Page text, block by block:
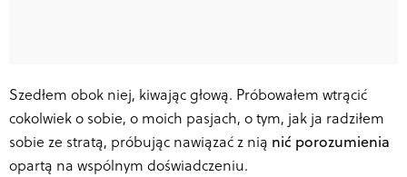
Szedłem obok niej, kiwając głową. Próbowałem wtrącić
cokolwiek o sobie, o moich pasjach, o tym, jak ja radziłem
sobie ze stratą, próbując nawiązać z nią nić porozumienia
opartą na wspólnym doświadczeniu.